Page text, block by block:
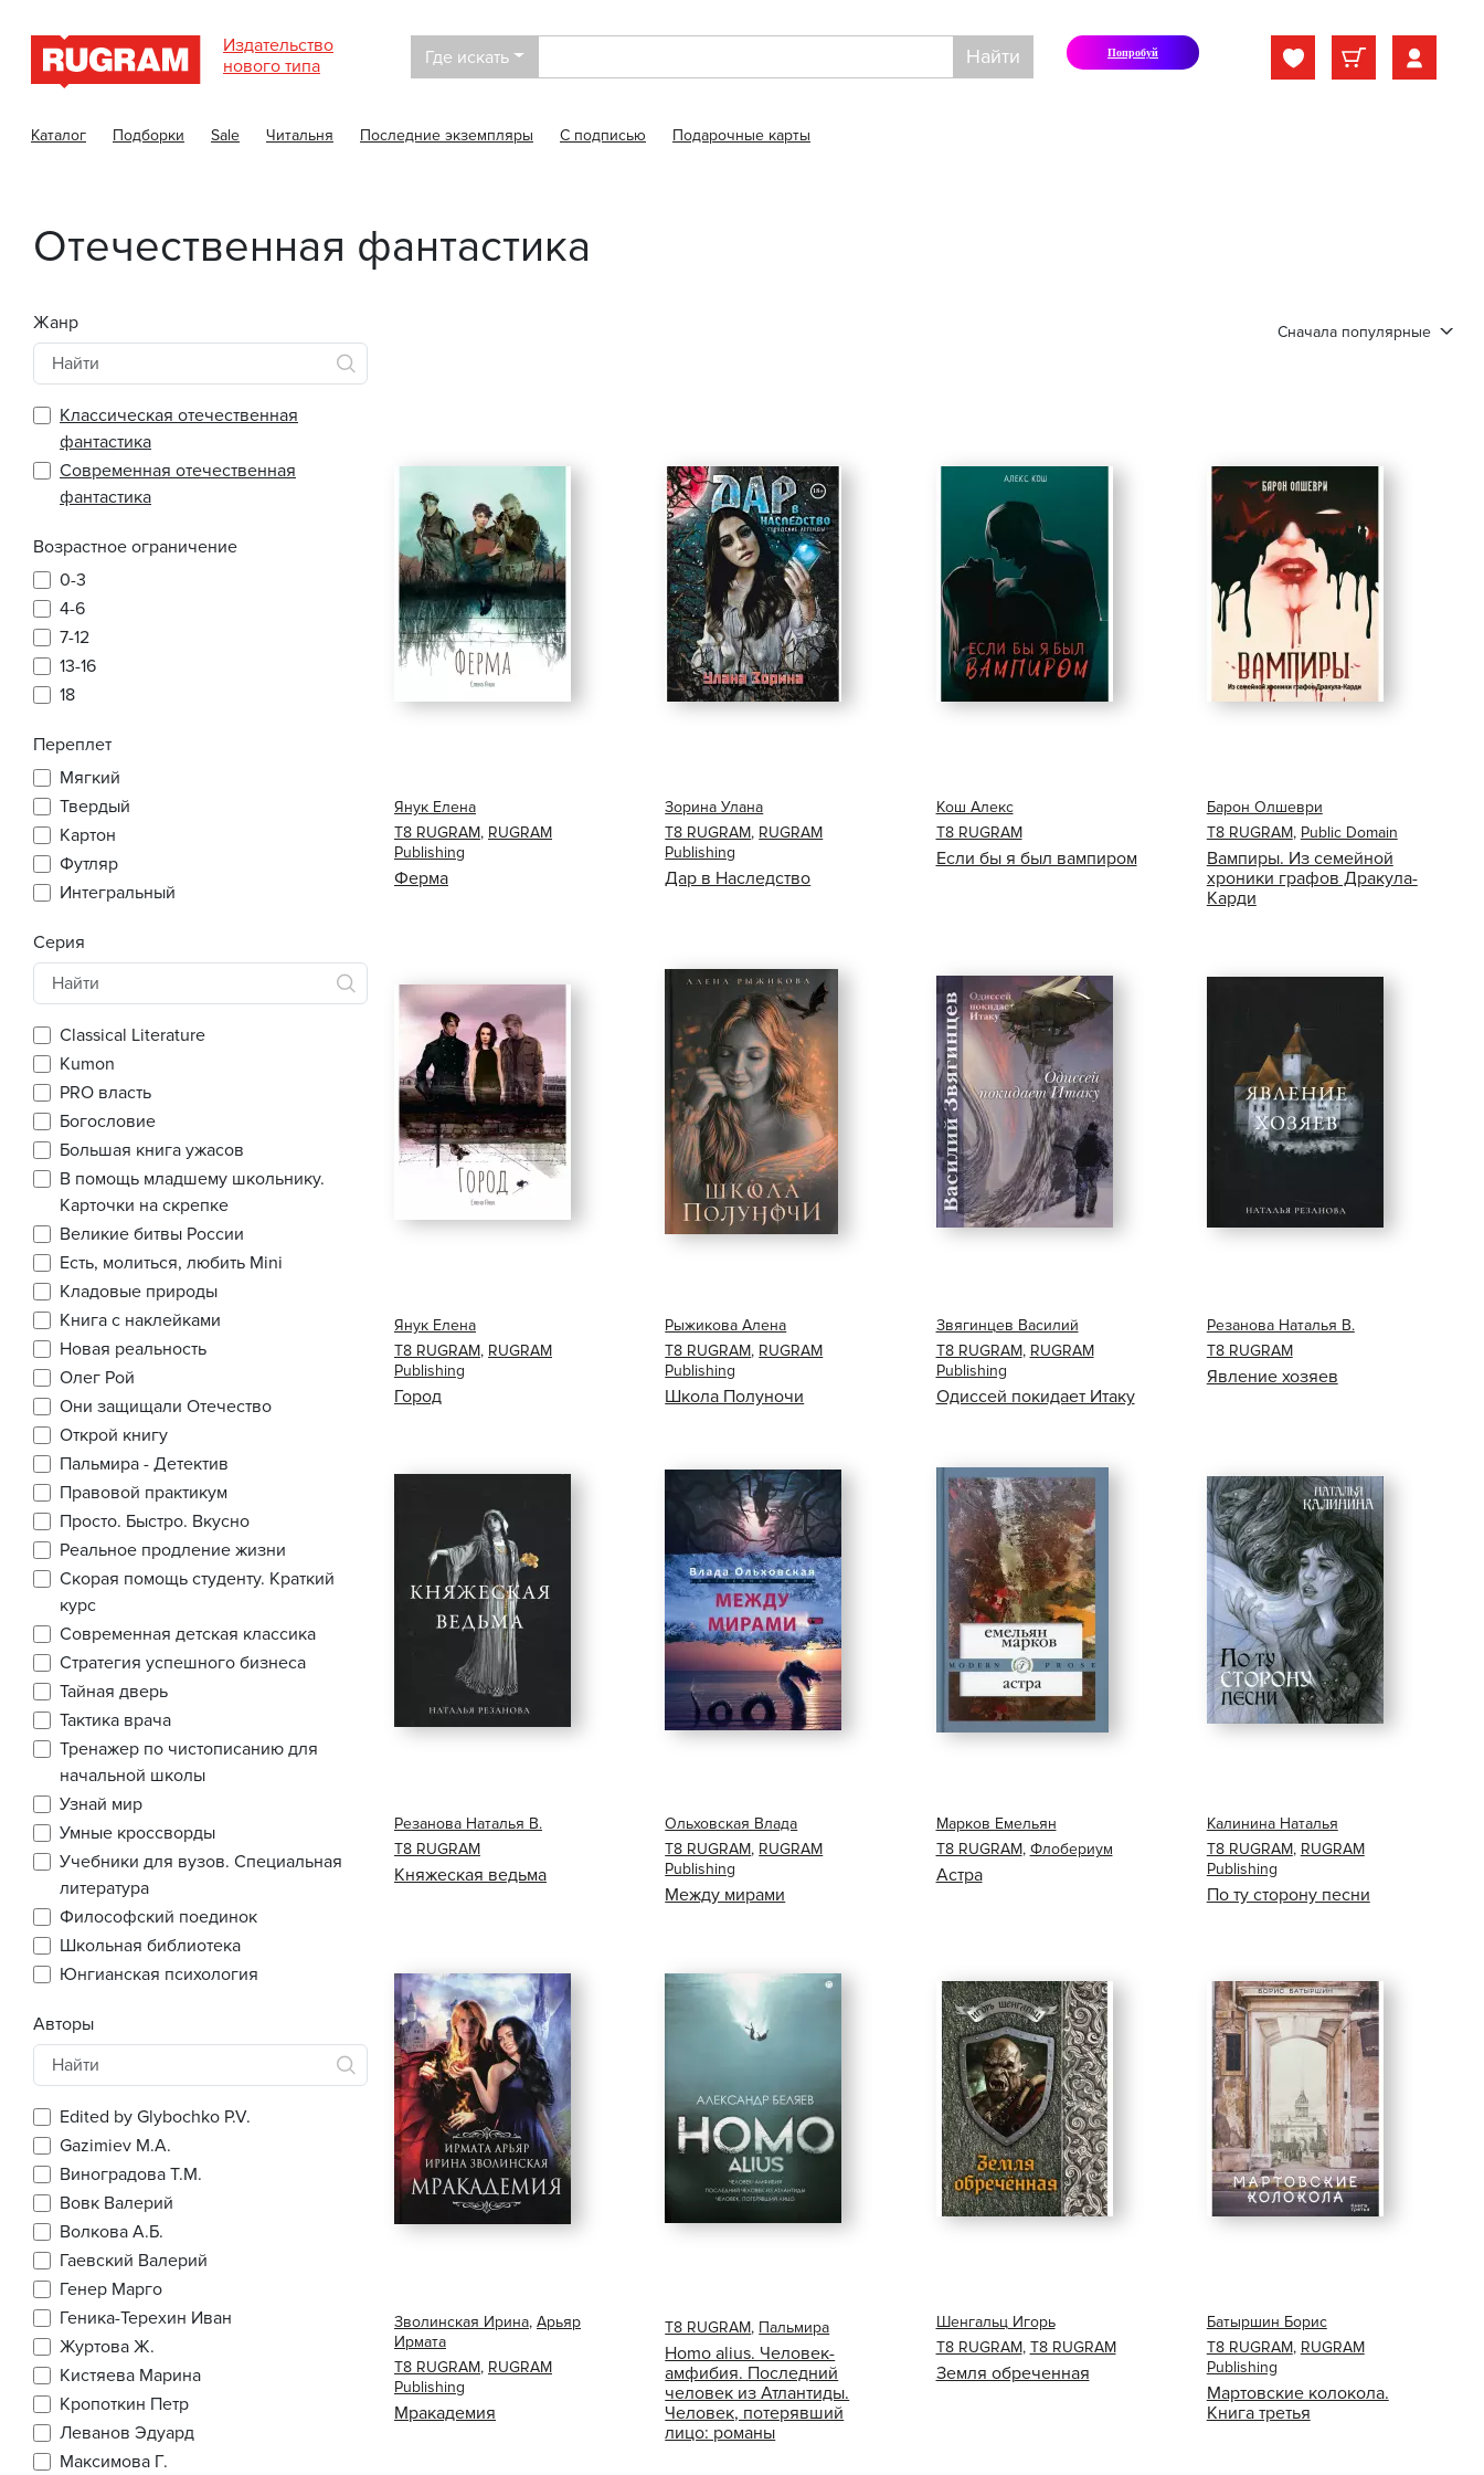
Издательство
нового типа
Где искать Найти Попробуй
Каталог Подборки Sale Читальня Последние экземпляры С подписью Подарочные карты
Отечественная фантастика
Жанр
Классическая отечественная
фантастика
Современная отечественная
фантастика
Возрастное ограничение
0-3
4-6
7-12
13-16
18
Переплет
Мягкий
Твердый
Картон
Футляр
Интегральный
Серия
Classical Literature
Kumon
PRO власть
Богословие
Большая книга ужасов
В помощь младшему школьнику.
Карточки на скрепке
Великие битвы России
Есть, молиться, любить Mini
Кладовые природы
Книга с наклейками
Новая реальность
Олег Рой
Они защищали Отечество
Открой книгу
Пальмира - Детектив
Правовой практикум
Просто. Быстро. Вкусно
Реальное продление жизни
Скорая помощь студенту. Краткий
курс
Современная детская классика
Стратегия успешного бизнеса
Тайная дверь
Тактика врача
Тренажер по чистописанию для
начальной школы
Узнай мир
Умные кроссворды
Учебники для вузов. Специальная
литература
Философский поединок
Школьная библиотека
Юнгианская психология
Авторы
Edited by Glybochko P.V.
Gazimiev M.A.
Виноградова Т.М.
Вовк Валерий
Волкова А.Б.
Гаевский Валерий
Генер Марго
Геника-Терехин Иван
Журтова Ж.
Кистяева Марина
Кропоткин Петр
Леванов Эдуард
Максимова Г.
Сначала популярные
Ферма
Янук Елена
Т8 RUGRAM, RUGRAM
Publishing
Дар в Наследство
Зорина Улана
Т8 RUGRAM, RUGRAM
Publishing
Если бы я был вампиром
Кош Алекс
Т8 RUGRAM
Вампиры. Из семейной
хроники графов Дракула-
Карди
Барон Олшеври
Т8 RUGRAM, Public Domain
Город
Янук Елена
Т8 RUGRAM, RUGRAM
Publishing
Школа Полуночи
Рыжикова Алена
Т8 RUGRAM, RUGRAM
Publishing
Одиссей покидает Итаку
Звягинцев Василий
Т8 RUGRAM, RUGRAM
Publishing
Явление хозяев
Резанова Наталья В.
Т8 RUGRAM
Княжеская ведьма
Резанова Наталья В.
Т8 RUGRAM
Между мирами
Ольховская Влада
Т8 RUGRAM, RUGRAM
Publishing
Астра
Марков Емельян
Т8 RUGRAM, Флобериум
По ту сторону песни
Калинина Наталья
Т8 RUGRAM, RUGRAM
Publishing
Мракадемия
Зволинская Ирина, Арьяр
Ирмата
Т8 RUGRAM, RUGRAM
Publishing
Homo alius. Человек-
амфибия. Последний
человек из Атлантиды.
Человек, потерявший
лицо: романы
Т8 RUGRAM, Пальмира
Земля обреченная
Шенгальц Игорь
Т8 RUGRAM, Т8 RUGRAM
Мартовские колокола.
Книга третья
Батыршин Борис
Т8 RUGRAM, RUGRAM
Publishing